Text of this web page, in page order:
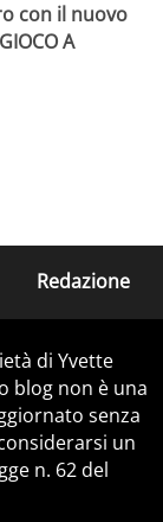
con il nuovo
A
Redazione
di Yvette
blog non è una
senza
un
n. 62 del